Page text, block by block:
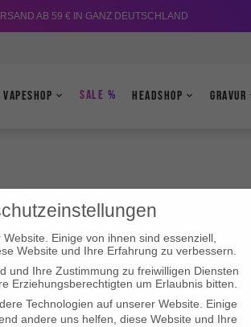
AB 59 € IN GANZ DEUTSCHLAND
Vapeshop Sale % Headshop Gravur
Einige von ihnen sind essenziell,
Website und Ihre Erfahrung zu verbessern.
und Ihre Zustimmung zu freiwilligen Diensten
Erziehungsberechtigten um Erlaubnis bitten.
Technologien auf unserer Website. Einige
andere uns helfen, diese Website und Ihre